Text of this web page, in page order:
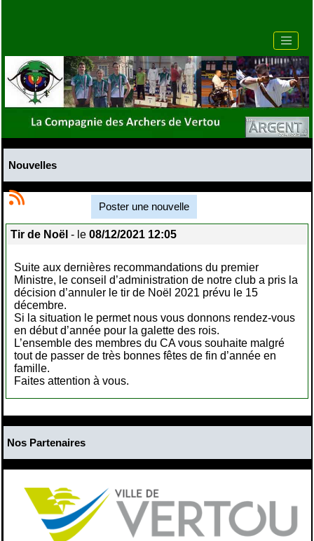
Nouvelles
Poster une nouvelle
Tir de Noël - le 08/12/2021 12:05
Suite aux dernières recommandations du premier
Ministre, le conseil d’administration de notre club a pris la
décision d’annuler le tir de Noël 2021 prévu le 15
décembre.
Si la situation le permet nous vous donnons rendez-vous
en début d’année pour la galette des rois.
L’ensemble des membres du CA vous souhaite malgré
tout de passer de très bonnes fêtes de fin d’année en
famille.
Faites attention à vous.
Nos Partenaires